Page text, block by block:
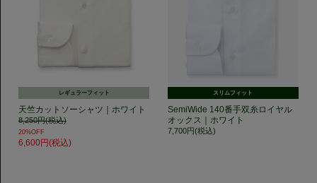
レギュラーフィット
天竺カットソーシャツ｜ホワイト
8,250円(税込)
20%OFF
6,600円(税込)
スリムフィット
SemiWide 140番手双糸ロイヤル
オックス｜ホワイト
7,700円(税込)